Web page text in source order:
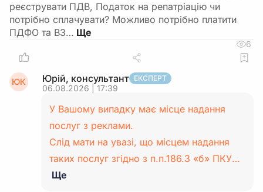
реєструвати ПДВ, Податок на репатріацію чи
потрібно сплачувати? Можливо потрібно платити
ПДФО та ВЗ…
6
ЮК Юрій, консультант ЕКСПЕРТ
06.08.2026 | 17:39
У Вашому випадку має місце надання
послуг з реклами.
Слід мати на увазі, що місцем надання
таких послуг згідно з п.п.186.3 «б» ПКУ…
Ще